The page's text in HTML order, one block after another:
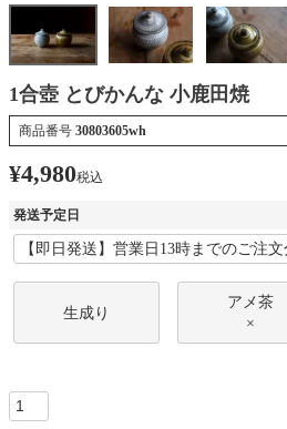
1合壺 とびかんな 小鹿田焼
商品番号 30803605wh
¥4,980税込
発送予定日
生成り
アメ茶
×